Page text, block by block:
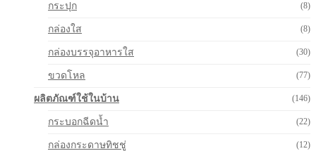
กระปุก (8)
กล่องใส (8)
กล่องบรรจุอาหารใส (30)
ขวดโหล (77)
ผลิตภัณฑ์ใช้ในบ้าน (146)
กระบอกฉีดน้ำ (22)
กล่องกระดาษทิชชู่ (12)